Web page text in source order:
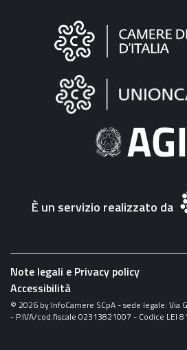
Informazioni
"Fattura
Elettronica"
È un servizio realizzato da
Note legali e Privacy policy
Accessibilità
© 2026 by InfoCamere SCpA - sede legale: Via
- P.IVA/cod.fiscale 02313821007 - Codice LEI